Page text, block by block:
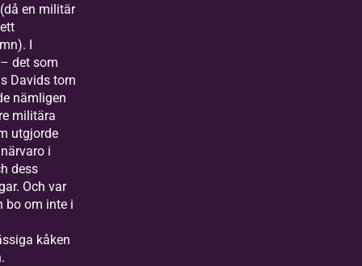
en militär
I
det som
Davids torn
nämligen
militära
utgjorde
i
dess
Och var
bo om inte i
kåken